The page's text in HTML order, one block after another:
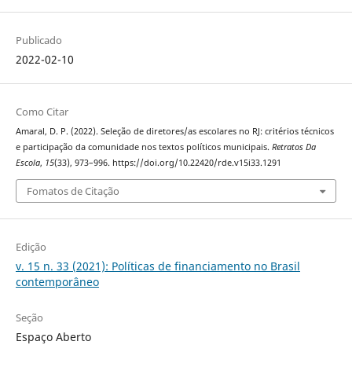
Publicado
2022-02-10
Como Citar
Amaral, D. P. (2022). Seleção de diretores/as escolares no RJ: critérios técnicos
e participação da comunidade nos textos políticos municipais. Retratos Da
Escola, 15(33), 973–996. https://doi.org/10.22420/rde.v15i33.1291
Fomatos de Citação
Edição
v. 15 n. 33 (2021): Políticas de financiamento no Brasil
contemporâneo
Seção
Espaço Aberto